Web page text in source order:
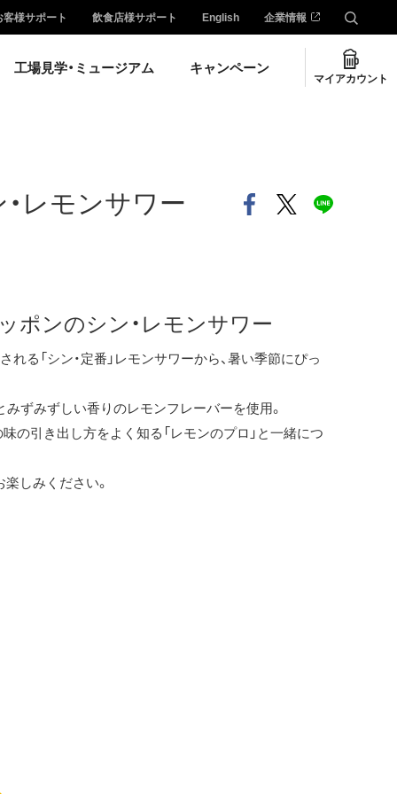
客様サポート 飲食店様サポート English 企業情報
工場見学・ミュージアム キャンペーン
マイアカウント
レモンサワー
ポンのシン・レモンサワー
る「シン・定番」レモンサワーから、暑い季節にぴっ
ずみずしい香りのレモンフレーバーを使用。
の引き出し方をよく知る「レモンのプロ」と一緒につ
しみください。